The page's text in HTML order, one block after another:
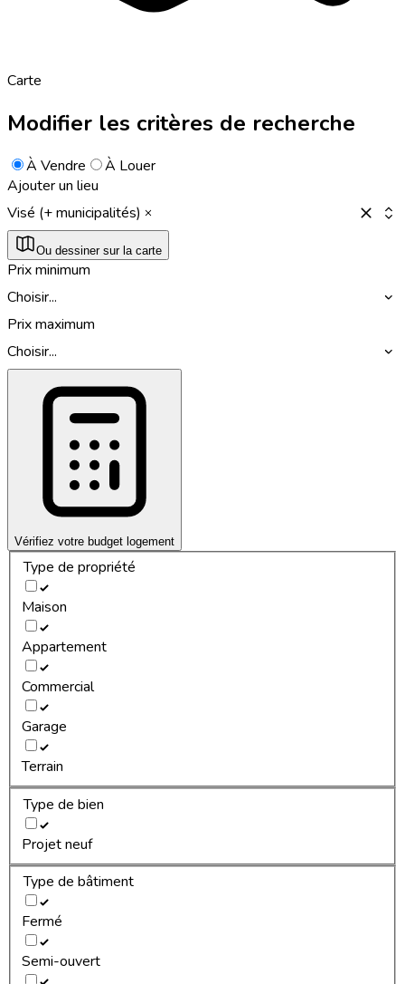
Carte
Modifier les critères de recherche
À Vendre
À Louer
Ajouter un lieu
Visé (+ municipalités)
Ou dessiner sur la carte
Prix minimum
Choisir...
Prix maximum
Choisir...
Vérifiez votre budget logement
Type de propriété
Maison
Appartement
Commercial
Garage
Terrain
Type de bien
Projet neuf
Type de bâtiment
Fermé
Semi-ouvert